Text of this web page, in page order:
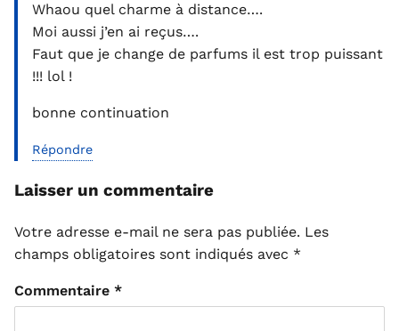
Whaou quel charme à distance….
Moi aussi j’en ai reçus….
Faut que je change de parfums il est trop puissant
!!! lol !
bonne continuation
Répondre
Laisser un commentaire
Votre adresse e-mail ne sera pas publiée. Les
champs obligatoires sont indiqués avec *
Commentaire *